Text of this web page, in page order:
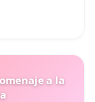
a la